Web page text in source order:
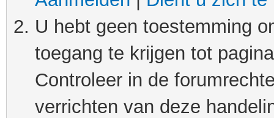
U hebt geen toestemming
toegang te krijgen tot
Controleer in de
verrichten van deze